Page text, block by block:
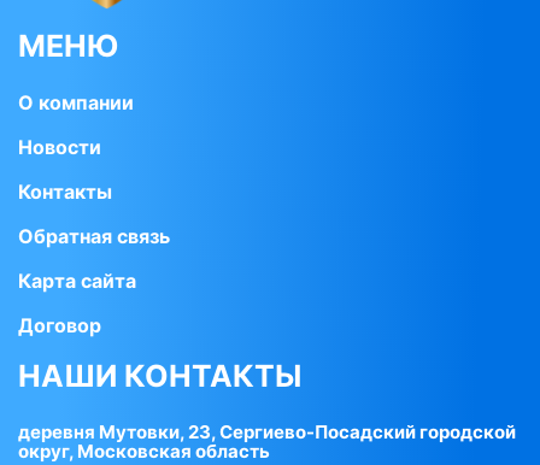
МЕНЮ
О компании
Новости
Контакты
Обратная связь
Карта сайта
Договор
НАШИ КОНТАКТЫ
деревня Мутовки, 23, Сергиево-Посадский городской
округ, Московская область